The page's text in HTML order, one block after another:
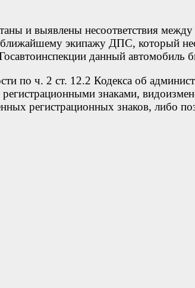
и выявлены несоответствия
экипажу ДПС, который
данный автомобиль
по ч. 2 ст. 12.2 Кодекса об
знаками,
регистрационных знаков, либо